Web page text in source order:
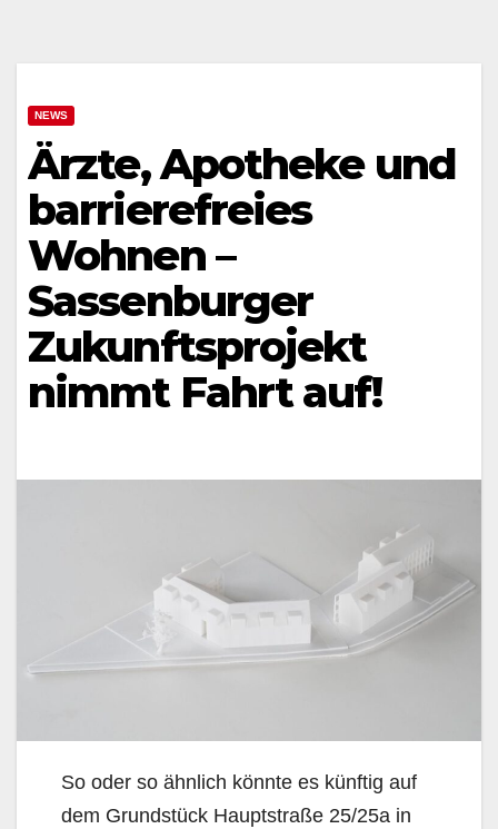
NEWS
Ärzte, Apotheke und
barrierefreies
Wohnen –
Sassenburger
Zukunftsprojekt
nimmt Fahrt auf!
So oder so ähnlich könnte es künftig auf
dem Grundstück Hauptstraße 25/25a in